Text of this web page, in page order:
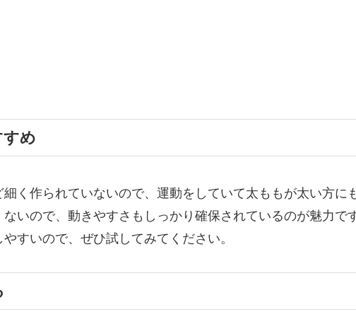
め
く作られていないので、運動をしていて太ももが太い方に
いので、動きやすさもしっかり確保されているのが魅力です
すいので、ぜひ試してみてください。